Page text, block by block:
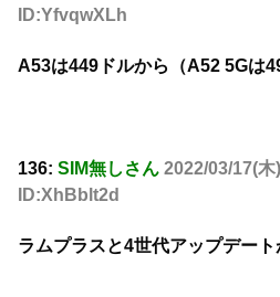
ID:YfvqwXLh
A53は449ドルから（A52 5Gは
136: SIM無しさん 2022/03/17(
ID:XhBblt2d
ラムプラスと4世代アップデー